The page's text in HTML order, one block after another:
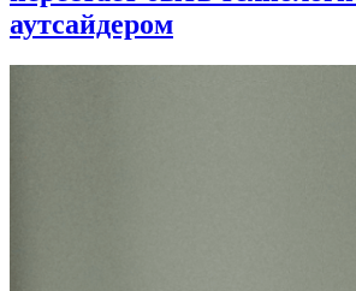
аутсайдером